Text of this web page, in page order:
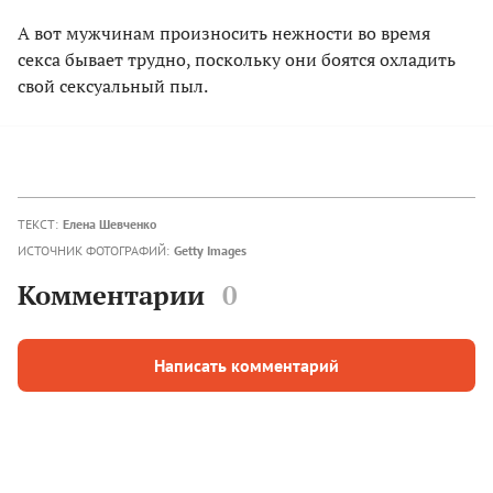
А вот мужчинам произносить нежности во время
секса бывает трудно, поскольку они боятся охладить
свой сексуальный пыл.
ТЕКСТ: Елена Шевченко
ИСТОЧНИК ФОТОГРАФИЙ: Getty Images
Комментарии 0
Написать комментарий